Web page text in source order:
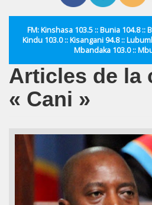
FM: Kinshasa 103.5 :: Bunia 104.8 ::
Kindu 103.0 :: Kisangani 94.8 ::
Mbandaka 103.0 ::
Articles de la
« Cani »